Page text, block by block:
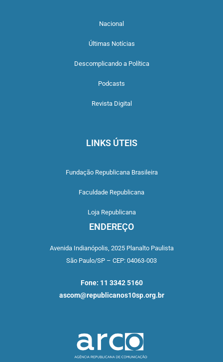
Nacional
Últimas Notícias
Descomplicando a Política
Podcasts
Revista Digital
LINKS ÚTEIS
Fundação Republicana Brasileira
Faculdade Republicana
Loja Republicana
ENDEREÇO
Avenida Indianópolis, 2025 Planalto Paulista
São Paulo/SP – CEP: 04063-003
Fone: 11 3342 5160
ascom@republicanos10sp.org.br